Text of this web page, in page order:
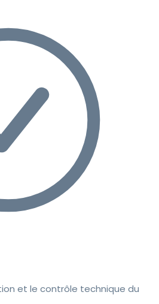
et le contrôle technique du